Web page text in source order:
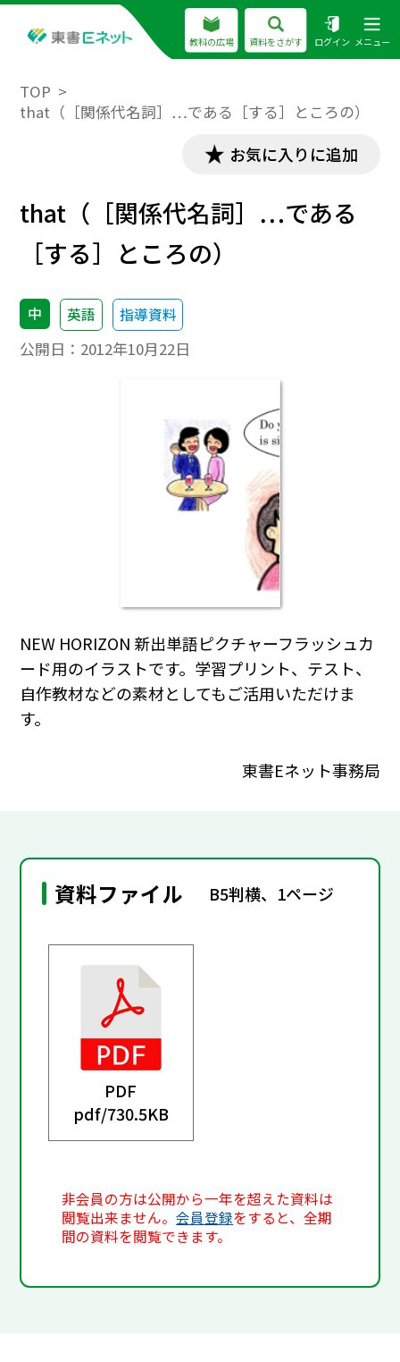
教科の広場 資料をさがす ログイン メニュー
TOP
that（［関係代名詞］…である［する］ところの）
お気に入りに追加
that（［関係代名詞］…である
［する］ところの）
中 英語 指導資料
公開日： 2012年10月22日
NEW HORIZON 新出単語ピクチャーフラッシュカ
ード用のイラストです。学習プリント、テスト、
自作教材などの素材としてもご活用いただけま
す。
東書Eネット事務局
資料ファイル B5判横、1ページ
PDF
pdf/730.5KB
非会員の方は公開から一年を超えた資料は
閲覧出来ません。会員登録をすると、全期
間の資料を閲覧できます。